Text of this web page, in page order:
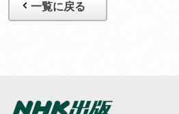
一覧に戻る